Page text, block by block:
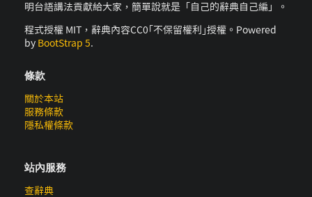
明台語講法貢獻給大家，簡單說就是「自己的辭典自己編」。
程式授權 MIT，辭典內容CC0｢不保留權利｣授權。Powered
by BootStrap 5.
條款
關於本站
服務條款
隱私權條款
站內服務
查辭典